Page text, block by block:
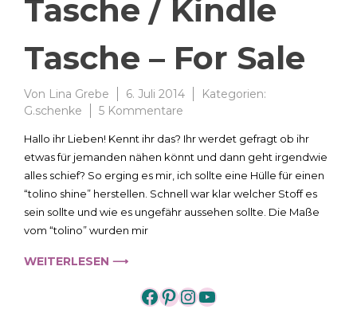
Tasche / Kindle
Tasche – For Sale
Von Lina Grebe 6. Juli 2014
Kategorien:
G.schenke
5 Kommentare
Tolino
Shine
Tasche
/
Kindle
Hallo ihr Lieben! Kennt ihr das? Ihr werdet gefragt ob ihr
etwas für jemanden nähen könnt und dann geht irgendwie
alles schief? So erging es mir, ich sollte eine Hülle für einen
“tolino shine” herstellen. Schnell war klar welcher Stoff es
sein sollte und wie es ungefähr aussehen sollte. Die Maße
vom “tolino” wurden mir
WEITERLESEN ⟶
https://
https://
https://
https://